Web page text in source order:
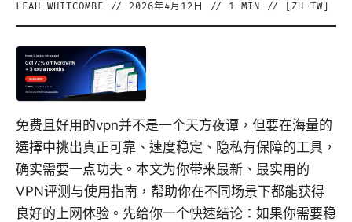
LEAH WHITCOMBE // 2026年4月12日 // 1 MIN // [ ZH-TW
免费且好用的vpn并不是一个天方夜谭，但要在海量的
選擇中挑出真正可靠、速度稳定、隐私有保障的工具，
确实需要一点功夫。本文为你带来最新、最实用的
VPN评测与使用指南，帮助你在不同场景下都能获得
良好的上网体验。先给你一个快速结论：如果你需要稳